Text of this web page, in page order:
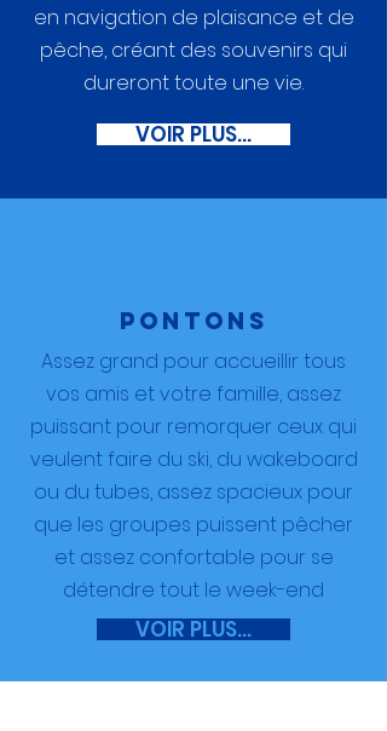
en navigation de plaisance et de
pêche, créant des souvenirs qui
dureront toute une vie.
VOIR PLUS...
PONTONS
Assez grand pour accueillir tous
vos amis et votre famille, assez
puissant pour remorquer ceux qui
veulent faire du ski, du wakeboard
ou du tubes, assez spacieux pour
que les groupes puissent pêcher
et assez confortable pour se
détendre tout le week-end
VOIR PLUS...